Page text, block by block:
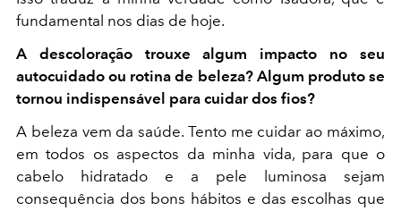
fundamental nos dias de hoje.
A descoloração trouxe algum impacto no seu
autocuidado ou rotina de beleza? Algum produto se
tornou indispensável para cuidar dos fios?
A beleza vem da saúde. Tento me cuidar ao máximo,
em todos os aspectos da minha vida, para que o
cabelo hidratado e a pele luminosa sejam
consequência dos bons hábitos e das escolhas que